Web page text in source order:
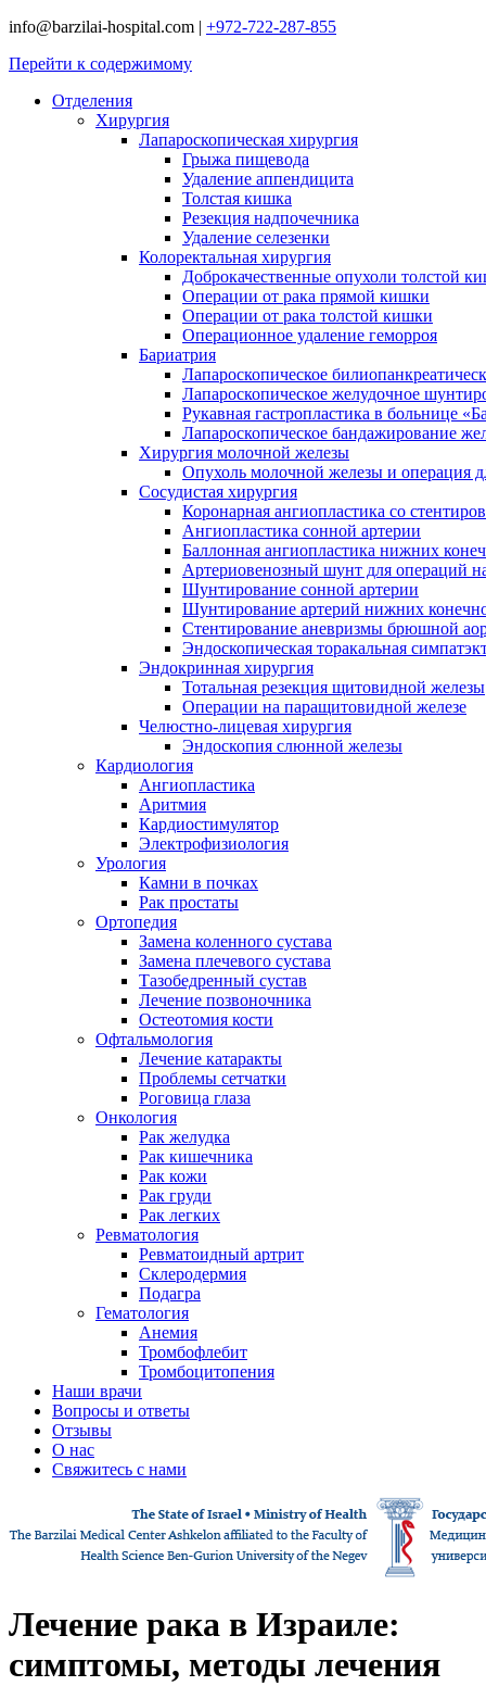
info@barzilai-hospital.com | +972-722-287-855
Перейти к содержимому
Отделения
Хирургия
Лапароскопическая хирургия
Грыжа пищевода
Удаление аппендицита
Толстая кишка
Резекция надпочечника
Удаление селезенки
Колоректальная хирургия
Доброкачественные опухоли толстой
Операции от рака прямой кишки
Операции от рака толстой кишки
Операционное удаление геморроя
Бариатрия
Лапароскопическое
Лапароскопическое желудочное
Рукавная гастропластика в больнице
Лапароскопическое бандажирование
Хирургия молочной железы
Опухоль молочной железы и операция
Сосудистая хирургия
Коронарная ангиопластика со
Ангиопластика сонной артерии
Баллонная ангиопластика нижних
Артериовенозный шунт для операций
Шунтирование сонной артерии
Шунтирование артерий нижних
Стентирование аневризмы брюшной
Эндоскопическая торакальная
Эндокринная хирургия
Тотальная резекция щитовидной железы
Операции на паращитовидной железе
Челюстно-лицевая хирургия
Эндоскопия слюнной железы
Кардиология
Ангиопластика
Аритмия
Кардиостимулятор
Электрофизиология
Урология
Камни в почках
Рак простаты
Ортопедия
Замена коленного сустава
Замена плечевого сустава
Тазобедренный сустав
Лечение позвоночника
Остеотомия кости
Офтальмология
Лечение катаракты
Проблемы сетчатки
Роговица глаза
Онкология
Рак желудка
Рак кишечника
Рак кожи
Рак груди
Рак легких
Ревматология
Ревматоидный артрит
Склеродермия
Подагра
Гематология
Анемия
Тромбофлебит
Тромбоцитопения
Наши врачи
Вопросы и ответы
Отзывы
О нас
Свяжитесь с нами
Лечение рака в Израиле:
симптомы, методы лечения